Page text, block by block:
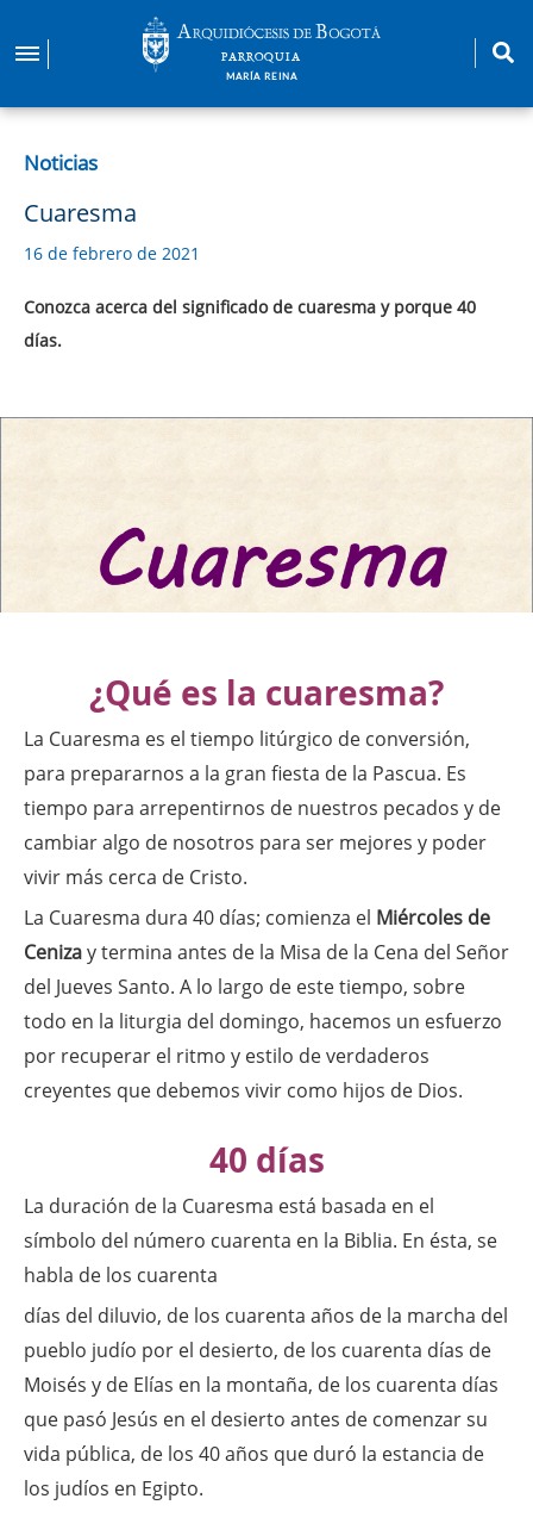
contenido
PARROQUIA
MARÍA REINA
Noticias
Cuaresma
16 de febrero de 2021
Conozca acerca del significado de cuaresma y porque 40
días.
¿Qué es la cuaresma?
La Cuaresma es el tiempo litúrgico de conversión,
para prepararnos a la gran fiesta de la Pascua. Es
tiempo para arrepentirnos de nuestros pecados y de
cambiar algo de nosotros para ser mejores y poder
vivir más cerca de Cristo.
La Cuaresma dura 40 días; comienza el Miércoles de
Cenizay termina antes de la Misa de la Cena del Señor
del Jueves Santo. A lo largo de este tiempo, sobre
todo en la liturgia del domingo, hacemos un esfuerzo
por recuperar el ritmo y estilo de verdaderos
creyentes que debemos vivir como hijos de Dios.
40 días
La duración de la Cuaresma está basada en el
símbolo del número cuarenta en la Biblia. En ésta, se
habla de los cuarenta
días del diluvio, de los cuarenta años de la marcha del
pueblo judío por el desierto, de los cuarenta días de
Moisés y de Elías en la montaña, de los cuarenta días
que pasó Jesús en el desierto antes de comenzar su
vida pública, de los 40 años que duró la estancia de
los judíos en Egipto.